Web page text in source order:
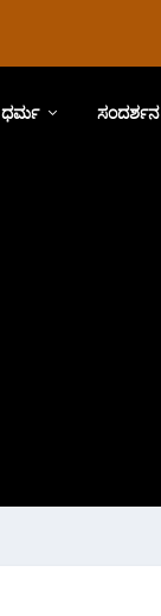
ಧರ್ಮ ಸಂದರ್ಶನ